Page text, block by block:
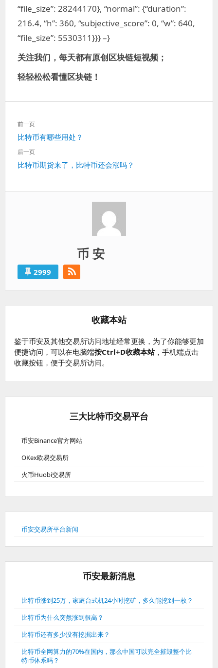
“file_size”: 28244170}, “normal”: {“duration”:
216.4, “h”: 360, “subjective_score”: 0, “w”: 640,
“file_size”: 5530311}}} –}
关注我们，每天都有原创区块链短视频；
轻轻松松看懂区块链！
文
章
导
航
前一页
上
一
比特币有哪些用处？
后一页
下
比特币期货来了，比特币还会涨吗？
币 安
2999
收藏本站
鉴于币安及其他交易所访问地址经常更换，为了你能够更加
便捷访问，可以在电脑端按Ctrl+D收藏本站，手机端点击
收藏按钮，便于交易所访问。
三大比特币交易平台
币安Binance官方网站
OKex欧易交易所
火币Huobi交易所
币安交易所平台新闻
币安最新消息
比特币涨到25万，家庭台式机24小时挖矿，多久能挖到一枚？
比特币为什么突然涨到很高？
比特币还有多少没有挖掘出来？
比特币全网算力的70%在国内，那么中国可以完全摧毁整个比
特币体系吗？